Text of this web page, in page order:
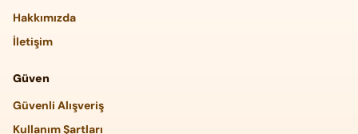
Hakkımızda
İletişim
Güven
Güvenli Alışveriş
Kullanım Şartları